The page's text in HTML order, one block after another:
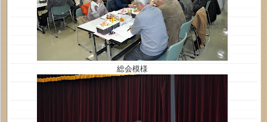
総会模様